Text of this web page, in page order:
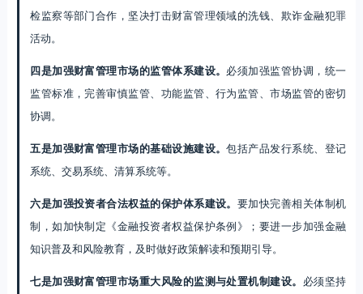
检监察等部门合作，坚决打击财富管理领域的洗钱、欺诈金融犯罪
活动。
四是加强财富管理市场的监管体系建设。 必须加强监管协调，统一
监管标准，完善审慎监管、功能监管、行为监管、市场监管的密切
协调。
五是加强财富管理市场的基础设施建设。包括产品发行系统、登记
系统、交易系统、清算系统等。
六是加强投资者合法权益的保护体系建设。 要加快完善相关体制机
制，如加快制定《金融投资者权益保护条例》；要进一步加强金融
知识普及和风险教育，及时做好政策解读和预期引导。
七是加强财富管理市场重大风险的监测与处置机制建设。 必须坚持